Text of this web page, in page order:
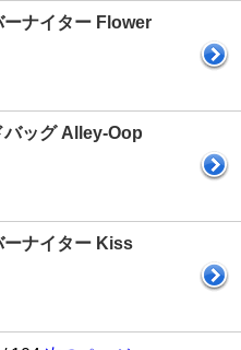
ーナイター Flower
バッグ Alley-Oop
ーナイター Kiss